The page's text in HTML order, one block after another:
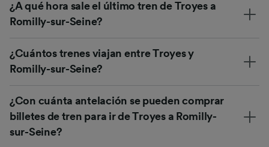
¿A qué hora sale el último tren de Troyes a
Romilly-sur-Seine?
¿Cuántos trenes viajan entre Troyes y
Romilly-sur-Seine?
¿Con cuánta antelación se pueden comprar
billetes de tren para ir de Troyes a Romilly-
sur-Seine?